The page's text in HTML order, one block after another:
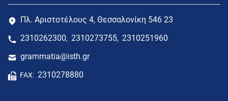
Πλ. Αριστοτέλους 4, Θεσσαλονίκη 546 23
2310262300, 2310273755, 2310251960
grammatia@isth.gr
FAX: 2310278880